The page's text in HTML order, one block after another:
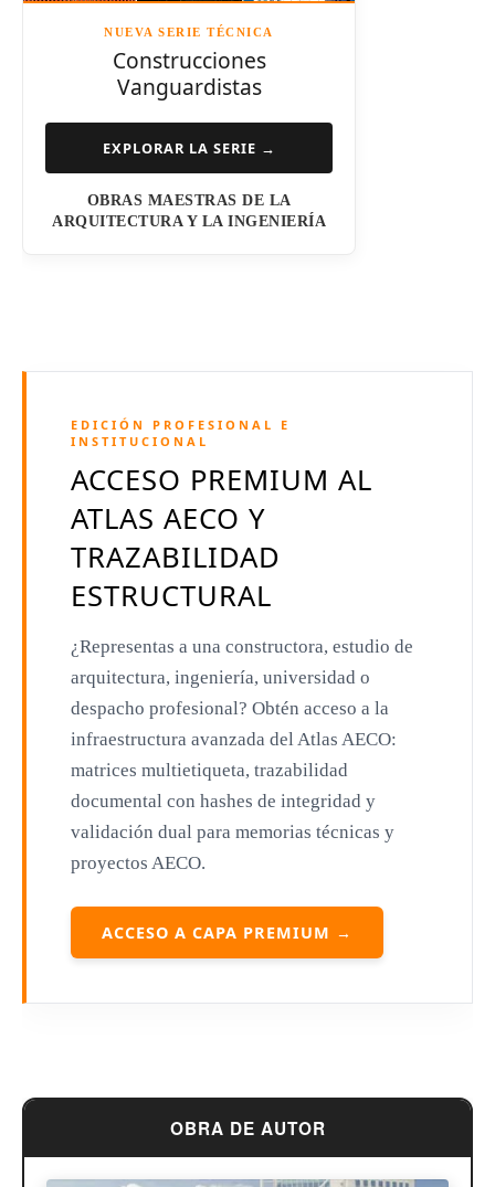
Steven Holl
Henry N. Cobb
I.M. Pei
Luis Barragán
Richard Meier
Aldo Rossi
Toyo Ito
Jacques Herzog
Rem Koolhaas
Zaha Hadid
Renzo Piano
Oscar Niemeyer
Mies van der Rohe
Le Corbusier
William Pereira
Antoni Gaudí
NUEVA SERIE TÉCNICA
Construcciones
Vanguardistas
EXPLORAR LA SERIE →
OBRAS MAESTRAS DE LA
ARQUITECTURA Y LA INGENIERÍA
EDICIÓN PROFESIONAL E
INSTITUCIONAL
ACCESO PREMIUM AL
ATLAS AECO Y
TRAZABILIDAD
ESTRUCTURAL
¿Representas a una constructora, estudio de
arquitectura, ingeniería, universidad o
despacho profesional? Obtén acceso a la
infraestructura avanzada del Atlas AECO:
matrices multietiqueta, trazabilidad
documental con hashes de integridad y
validación dual para memorias técnicas y
proyectos AECO.
ACCESO A CAPA PREMIUM →
OBRA DE AUTOR